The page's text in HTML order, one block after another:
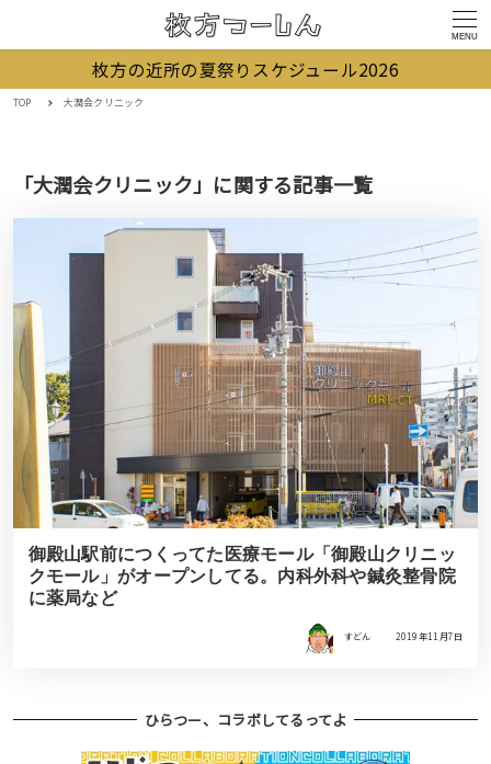
MENU
枚方の近所の夏祭りスケジュール2026
TOP 大潤会クリニック
「大潤会クリニック」に関する記事一覧
御殿山駅前につくってた医療モール「御殿山クリニッ
クモール」がオープンしてる。内科外科や鍼灸整骨院
に薬局など
すどん 2019年11月7日
ひらつー、コラボしてるってよ